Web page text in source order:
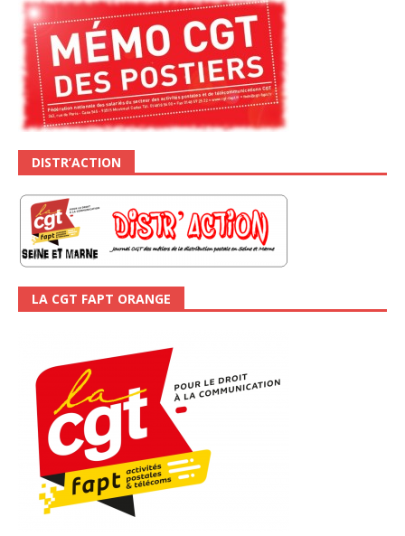
DISTR’ACTION
LA CGT FAPT ORANGE